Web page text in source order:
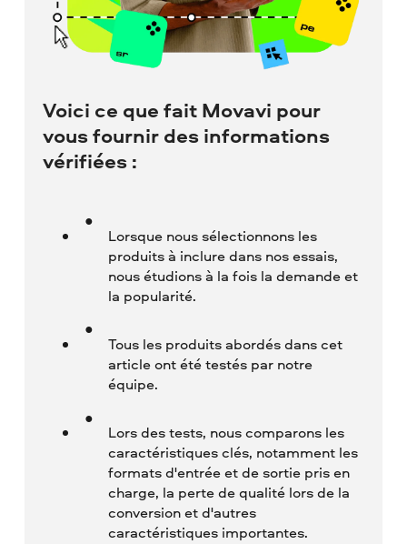
Voici ce que fait Movavi pour
vous fournir des informations
vérifiées :
Lorsque nous sélectionnons les
produits à inclure dans nos essais,
nous étudions à la fois la demande et
la popularité.
Tous les produits abordés dans cet
article ont été testés par notre
équipe.
Lors des tests, nous comparons les
caractéristiques clés, notamment les
formats d'entrée et de sortie pris en
charge, la perte de qualité lors de la
conversion et d'autres
caractéristiques importantes.